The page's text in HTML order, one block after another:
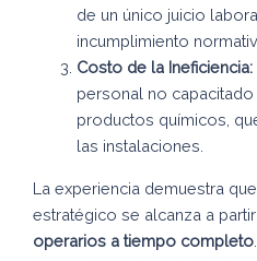
de un único juicio
incumplimiento
Costo de la Ineficiencia:
personal no
productos químicos,
las instalaciones.
La experiencia demuestra
estratégico se alcanza a
operarios a tiempo completo